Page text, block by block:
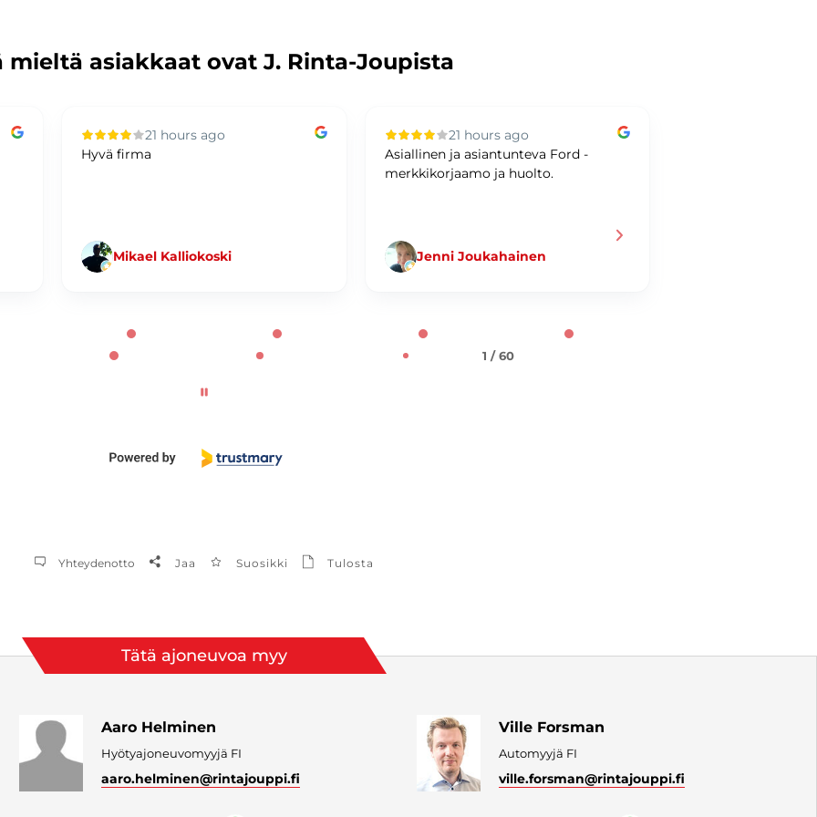
mieltä asiakkaat ovat J. Rinta-Joupista
21 hours ago
Hyvä firma
Mikael Kalliokoski
21 hours ago
Asiallinen ja asiantunteva Ford -
merkkikorjaamo ja huolto.
Jenni Joukahainen
1 / 60
Yhteydenotto Jaa Suosikki Tulosta
Tätä ajoneuvoa myy
Aaro Helminen
Hyötyajoneuvomyyjä FI
aaro.helminen@rintajouppi.fi
Ville Forsman
Automyyjä FI
ville.forsman@rintajouppi.fi